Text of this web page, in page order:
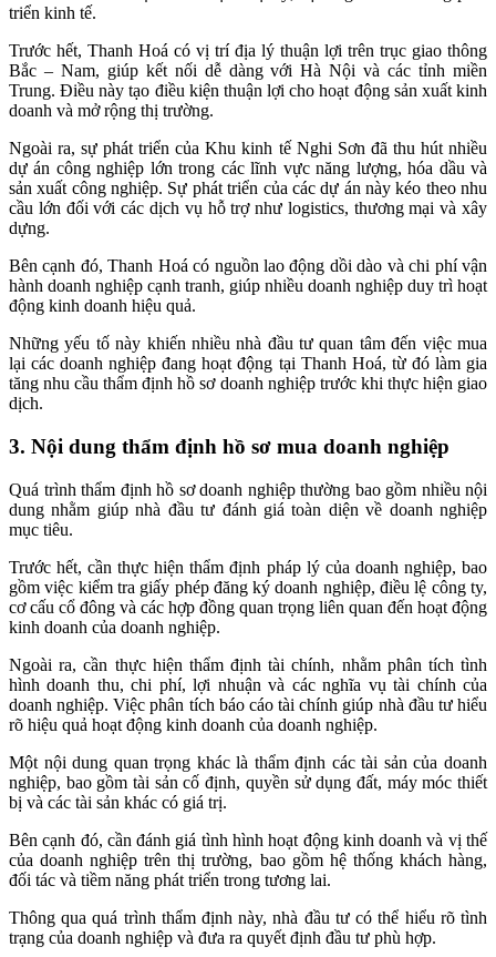
triển kinh tế.
Trước hết, Thanh Hoá có vị trí địa lý thuận lợi trên trục giao thông
Bắc – Nam, giúp kết nối dễ dàng với Hà Nội và các tỉnh miền
Trung. Điều này tạo điều kiện thuận lợi cho hoạt động sản xuất kinh
doanh và mở rộng thị trường.
Ngoài ra, sự phát triển của Khu kinh tế Nghi Sơn đã thu hút nhiều
dự án công nghiệp lớn trong các lĩnh vực năng lượng, hóa dầu và
sản xuất công nghiệp. Sự phát triển của các dự án này kéo theo nhu
cầu lớn đối với các dịch vụ hỗ trợ như logistics, thương mại và xây
dựng.
Bên cạnh đó, Thanh Hoá có nguồn lao động dồi dào và chi phí vận
hành doanh nghiệp cạnh tranh, giúp nhiều doanh nghiệp duy trì hoạt
động kinh doanh hiệu quả.
Những yếu tố này khiến nhiều nhà đầu tư quan tâm đến việc mua
lại các doanh nghiệp đang hoạt động tại Thanh Hoá, từ đó làm gia
tăng nhu cầu thẩm định hồ sơ doanh nghiệp trước khi thực hiện giao
dịch.
3. Nội dung thẩm định hồ sơ mua doanh nghiệp
Quá trình thẩm định hồ sơ doanh nghiệp thường bao gồm nhiều nội
dung nhằm giúp nhà đầu tư đánh giá toàn diện về doanh nghiệp
mục tiêu.
Trước hết, cần thực hiện thẩm định pháp lý của doanh nghiệp, bao
gồm việc kiểm tra giấy phép đăng ký doanh nghiệp, điều lệ công ty,
cơ cấu cổ đông và các hợp đồng quan trọng liên quan đến hoạt động
kinh doanh của doanh nghiệp.
Ngoài ra, cần thực hiện thẩm định tài chính, nhằm phân tích tình
hình doanh thu, chi phí, lợi nhuận và các nghĩa vụ tài chính của
doanh nghiệp. Việc phân tích báo cáo tài chính giúp nhà đầu tư hiểu
rõ hiệu quả hoạt động kinh doanh của doanh nghiệp.
Một nội dung quan trọng khác là thẩm định các tài sản của doanh
nghiệp, bao gồm tài sản cố định, quyền sử dụng đất, máy móc thiết
bị và các tài sản khác có giá trị.
Bên cạnh đó, cần đánh giá tình hình hoạt động kinh doanh và vị thế
của doanh nghiệp trên thị trường, bao gồm hệ thống khách hàng,
đối tác và tiềm năng phát triển trong tương lai.
Thông qua quá trình thẩm định này, nhà đầu tư có thể hiểu rõ tình
trạng của doanh nghiệp và đưa ra quyết định đầu tư phù hợp.